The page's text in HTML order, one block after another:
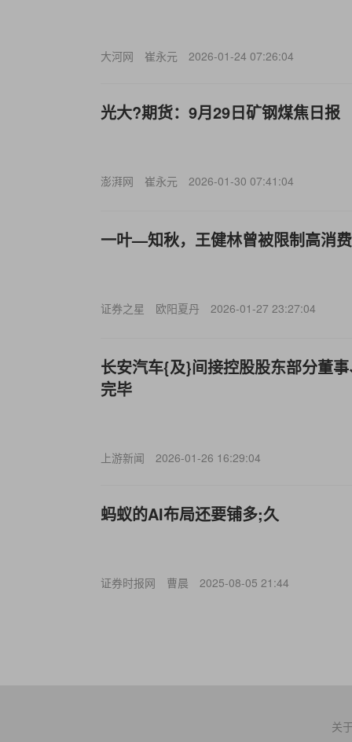
大河网 崔永元 2026-01-24 07:26:04
光大?期货：9月29日矿钢煤焦日报
澎湃网 崔永元 2026-01-30 07:41:04
一叶—知秋，王健林曾被限制高消
证券之星 欧阳夏丹 2026-01-27 23:27:04
长安汽车{及}间接控股股东部分董
完毕
上游新闻 2026-01-26 16:29:04
蚂蚁的AI布局还要铺多;久
证券时报网 曹晨 2025-08-05 21:44
关